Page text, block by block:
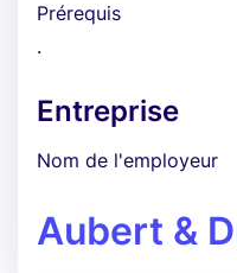
Prérequis
.
Entreprise
Nom de l'employeur
Aubert &